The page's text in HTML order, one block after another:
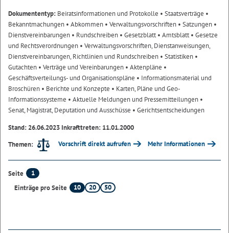
Dokumententyp: Beiratsinformationen und Protokolle • Staatsverträge •
Bekanntmachungen • Abkommen • Verwaltungsvorschriften • Satzungen •
Dienstvereinbarungen • Rundschreiben • Gesetzblatt• Amtsblatt• Gesetze
und Rechtsverordnungen • Verwaltungsvorschriften, Dienstanweisungen,
Dienstvereinbarungen, Richtlinien und Rundschreiben • Statistiken •
Gutachten • Verträge und Vereinbarungen • Aktenpläne •
Geschäftsverteilungs- und Organisationspläne • Informationsmaterial und
Broschüren • Berichte und Konzepte • Karten, Pläne und Geo-
Informationssysteme • Aktuelle Meldungen und Pressemitteilungen •
Senat, Magistrat, Deputation und Ausschüsse • Gerichtsentscheidungen
Stand: 26.06.2023 Inkrafttreten: 11.01.2000
Themen:
Vorschrift direkt aufrufen Mehr Informationen
Seite
1
Einträge pro Seite
10 20 50